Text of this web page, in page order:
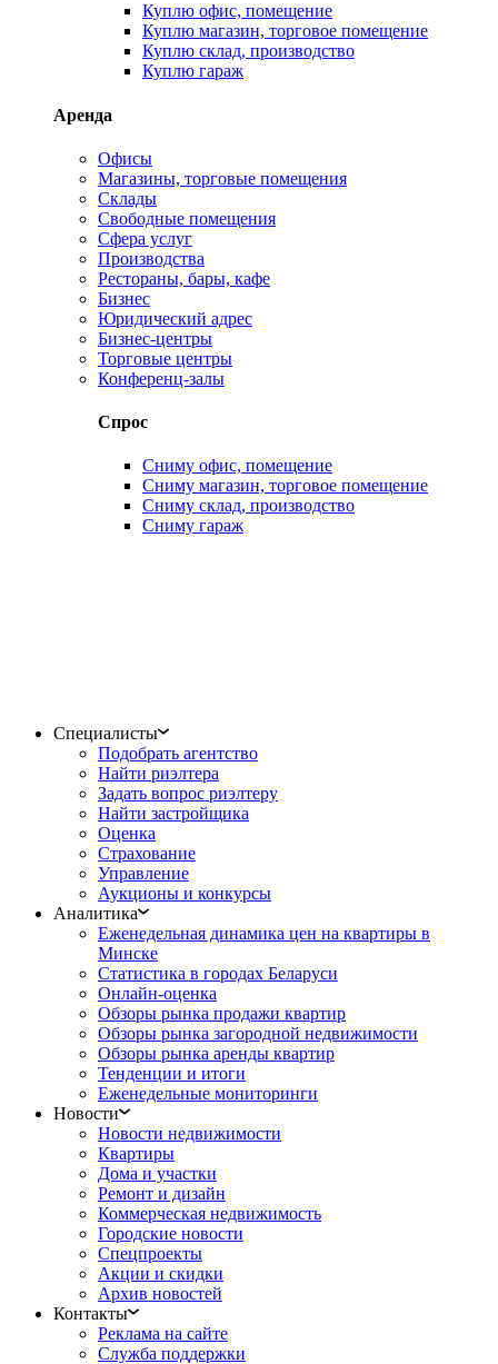
Куплю офис, помещение
Куплю магазин, торговое помещение
Куплю склад, производство
Куплю гараж
Аренда
Офисы
Магазины, торговые помещения
Склады
Свободные помещения
Сфера услуг
Производства
Рестораны, бары, кафе
Бизнес
Юридический адрес
Бизнес-центры
Торговые центры
Конференц-залы
Спрос
Сниму офис, помещение
Сниму магазин, торговое помещение
Сниму склад, производство
Сниму гараж
Специалисты
Подобрать агентство
Найти риэлтера
Задать вопрос риэлтеру
Найти застройщика
Оценка
Страхование
Управление
Аукционы и конкурсы
Аналитика
Еженедельная динамика цен на квартиры в
Минске
Статистика в городах Беларуси
Онлайн-оценка
Обзоры рынка продажи квартир
Обзоры рынка загородной недвижимости
Обзоры рынка аренды квартир
Тенденции и итоги
Еженедельные мониторинги
Новости
Новости недвижимости
Квартиры
Дома и участки
Ремонт и дизайн
Коммерческая недвижимость
Городские новости
Спецпроекты
Акции и скидки
Архив новостей
Контакты
Реклама на сайте
Служба поддержки